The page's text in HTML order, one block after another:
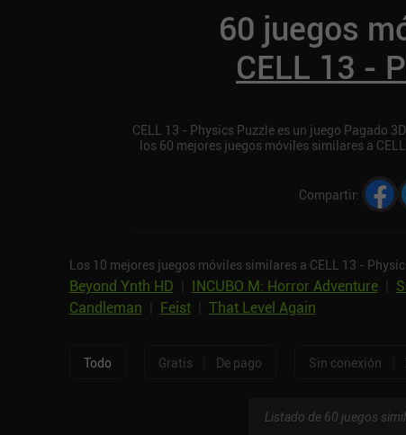
60 juegos
CELL 13 -
CELL 13 - Physics Puzzle es un juego Pagado
los 60 mejores juegos móviles similares a
Compartir:
Los 10 mejores juegos móviles similares a CELL 13 -
Beyond Ynth HD
INCUBO M: Horror Adventure|
Candleman
Feist| That Level Again
Todo Gratis De pago Sin conexión
Listado de 60 juegos